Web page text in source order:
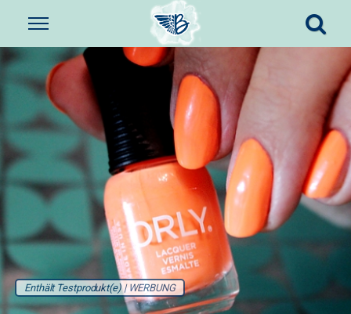
Enthält Testprodukt(e) | WERBUNG